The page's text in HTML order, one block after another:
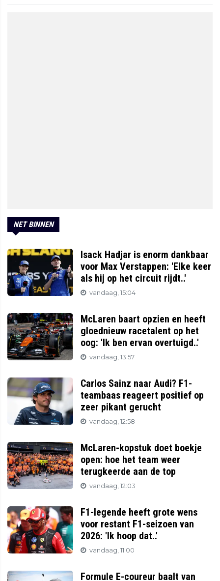
NET BINNEN
Isack Hadjar is enorm dankbaar
voor Max Verstappen: 'Elke keer
als hij op het circuit rijdt..'
vandaag, 15:04
McLaren baart opzien en heeft
gloednieuw racetalent op het
oog: 'Ik ben ervan overtuigd..'
vandaag, 13:57
Carlos Sainz naar Audi? F1-
teambaas reageert positief op
zeer pikant gerucht
vandaag, 12:58
McLaren-kopstuk doet boekje
open: hoe het team weer
terugkeerde aan de top
vandaag, 12:03
F1-legende heeft grote wens
voor restant F1-seizoen van
2026: 'Ik hoop dat..'
vandaag, 11:00
Formule E-coureur baalt van